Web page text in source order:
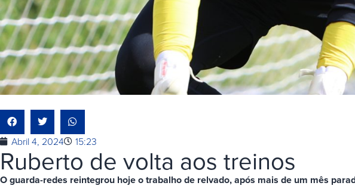
Abril 4, 2024 15:23
Ruberto de volta aos treinos
O guarda-redes reintegrou hoje o trabalho de relvado, após mais de um mês